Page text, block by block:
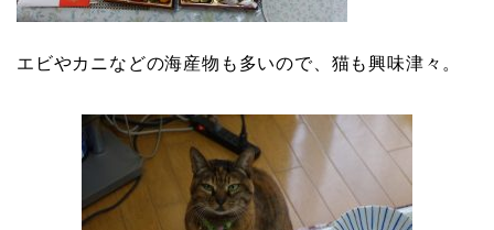
エビやカニなどの海産物も多いので、猫も興味津々。